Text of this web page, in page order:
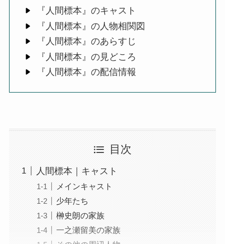
『人間標本』のキャスト
『人間標本』の人物相関図
『人間標本』のあらすじ
『人間標本』の見どころ
『人間標本』の配信情報
目次
人間標本｜キャスト
メインキャスト
少年たち
榊史朗の家族
一之瀬留美の家族